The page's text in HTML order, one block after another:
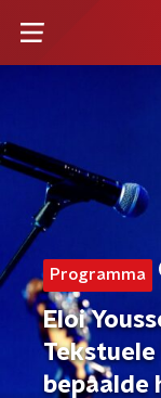
Programma
Eloi
bepaalde